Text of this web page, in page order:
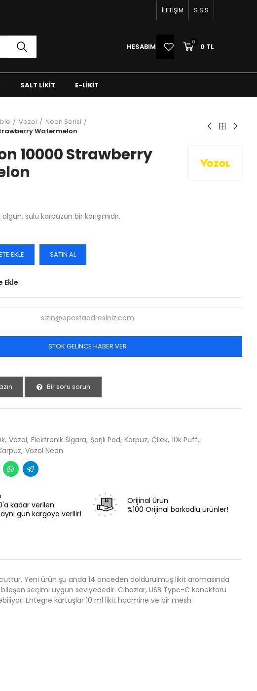
İLETİŞİM S.S.S
HESABIM 0 0 TL
SALT LIKIT E-LIKIT
Vozol
Neon Serisi
Watermelon
10000 Strawberry
sulu karpuzun bir karışımıdır.
EKLE SATIN AL
Ekle
STOK GELINCE HABER VER
Bir soru sorun
Vozol Elektronik Sigara Şarjlı Pod Karpuz Çilek 10k Puff
Vozol Neon
kadar verilen
gün kargoya verilir!
Orijinal Ürün
%100 Orijinal barkodlu ürünler!
Yeni ürün şu anda 14 önceden doldurulmuş likit aromasında
seçimi uygun seviyededir. Cihazlar, USB Type-C konektörü
Entegre kartuşlar 10 ml likit hacmine ve bir mesh